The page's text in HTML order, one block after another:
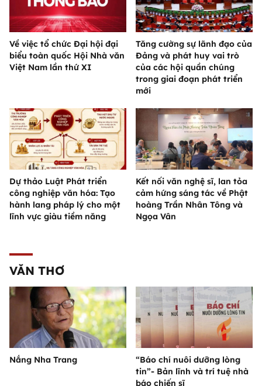
Về việc tổ chức Đại hội đại
biểu toàn quốc Hội Nhà văn
Việt Nam lần thứ XI
Tăng cường sự lãnh đạo của
Đảng và phát huy vai trò
của các hội quần chúng
trong giai đoạn phát triển
mới
Dự thảo Luật Phát triển
công nghiệp văn hóa: Tạo
hành lang pháp lý cho một
lĩnh vực giàu tiềm năng
Kết nối văn nghệ sĩ, lan tỏa
cảm hứng sáng tác về Phật
hoàng Trần Nhân Tông và
Ngọa Vân
VĂN THƠ
Nắng Nha Trang
“Báo chí nuôi dưỡng lòng
tin”- Bản lĩnh và trí tuệ nhà
báo chiến sĩ